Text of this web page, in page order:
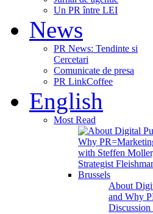
Un PR între LEI
News
PR News: Tendinte si
Cercetari
Comunicate de presa
PR LinkCoffee
English
Most Read
About
and Why